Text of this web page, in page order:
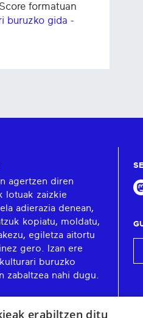
formatuan
buruzko gida -
agertzen diren
lotuak zaizkie
adierazia denean,
kopiatu, moldatu,
egiletza aitortu
gero. Izan ere
buruzko
zabaltzea nahi dugu.
erabiltzen ditu